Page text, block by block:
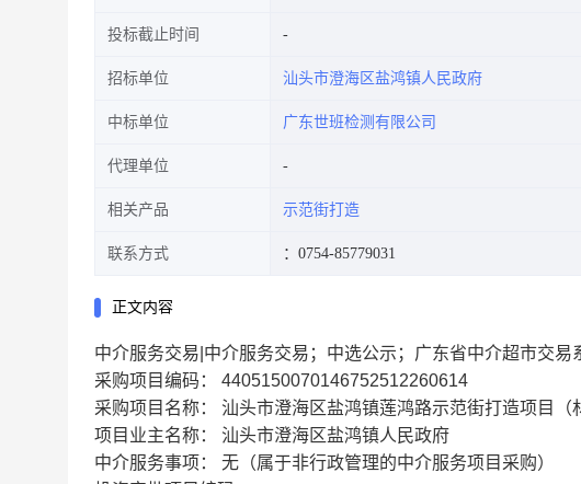
投标截止时间
招标单位 汕头市澄海区盐鸿镇人民政府
中标单位 广东世班检测有限公司
代理单位
相关产品 示范街打造
联系方式 ：0754-85779031
正文内容
中介服务交易|中介服务交易；中选公示；广东省中介超市交易
采购项目编码： 4405150070146752512260614
采购项目名称： 汕头市澄海区盐鸿镇莲鸿路示范街打造项目（
项目业主名称： 汕头市澄海区盐鸿镇人民政府
中介服务事项： 无（属于非行政管理的中介服务项目采购）